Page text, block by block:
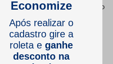
Costura é muito utilizado no
ferramente extremamente
costuras, abrir cadas de
possui cores sortidas em
nas cores: Laranja,